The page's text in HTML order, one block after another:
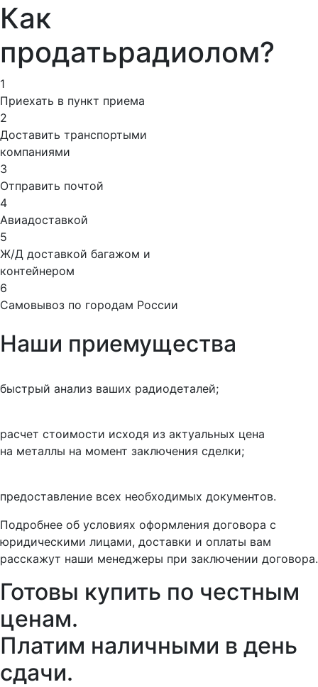
Как
продатьрадиолом?
1
Приехать в пункт приема
2
Доставить транспортыми
компаниями
3
Отправить почтой
4
Авиадоставкой
5
Ж/Д доставкой багажом и
контейнером
6
Самовывоз по городам России
Наши приемущества
быстрый анализ ваших радиодеталей;
расчет стоимости исходя из актуальных цена
на металлы на момент заключения сделки;
предоставление всех необходимых документов.
Подробнее об условиях оформления договора с
юридическими лицами, доставки и оплаты вам
расскажут наши менеджеры при заключении договора.
Готовы купить по честным
ценам.
Платим наличными в день
сдачи.